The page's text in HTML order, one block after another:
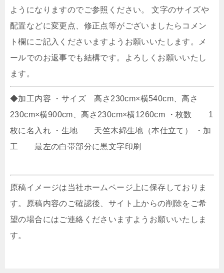
ようになりますのでご参照ください。 文字のサイズや
配置などに変更点、修正点等がございましたらコメン
ト欄にご記入くださいますようお願いいたします。メ
ールでのお返事でも結構です。よろしくお願いいたし
ます。
◆加工内容 ・サイズ 高さ230cm×横540cm、高さ
230cm×横900cm、高さ230cm×横1260cm ・枚数 1
枚に名入れ ・生地 天竺木綿生地（本仕立て） ・加
工 最左の白帯部分に黒文字印刷
原稿イメージは当社ホームページ上に保存しておりま
す。原稿内容のご確認後、サイト上からの削除をご希
望の場合にはご連絡くださいますようお願いいたしま
す。